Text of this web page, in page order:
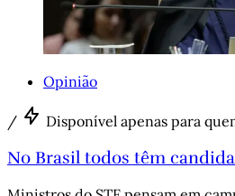
Opinião
/ Disponível apenas para
No Brasil todos têm